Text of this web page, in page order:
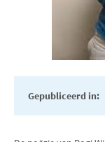
Gepubliceerd in: